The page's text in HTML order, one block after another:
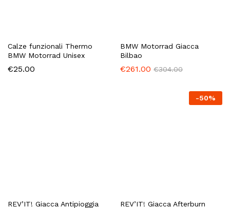
Calze funzionali Thermo
BMW Motorrad Unisex
€25.00
BMW Motorrad Giacca
Bilbao
€261.00 €304.00
REV’IT! Giacca Antipioggia
-50%
REV’IT! Giacca Afterburn